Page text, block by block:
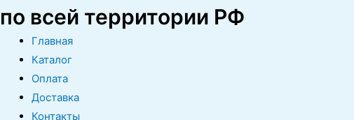
по всей территории РФ
Главная
Каталог
Оплата
Доставка
Контакты